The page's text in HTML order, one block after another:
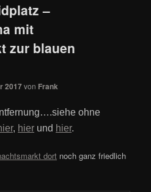
–
mit
zur blauen
2017von Frank
ohne
, hier und hier.
dort noch ganz friedlich